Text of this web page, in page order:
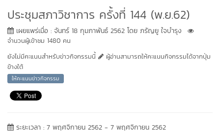
ประชุมสภาวิชาการ ครั้งที่ 144 (พ.ย.62)
เผยแพร่เมื่อ : จันทร์ 18 กุมภาพันธ์ 2562 โดย ภรัญยู ใจบำรุง
จำนวนผู้เข้าชม 1480 คน
ยังไม่มีคะแนนสำหรับข่าวกิจกรรมนี้
ผู้อ่านสามารถให้คะแนนกิจกรรมได้จากปุ่ม
ข้างใต้
ให้คะแนนข่าวกิจกรรม
ระยะเวลา : 7 พฤศจิกายน 2562 - 7 พฤศจิกายน 2562